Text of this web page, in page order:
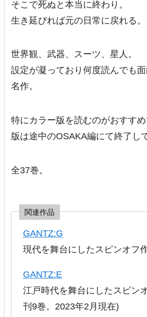
そこで死ぬと本当に終わり。
生き延びれば元の日常に戻れる。
世界観、武器、スーツ、星人。
設定が凝っており何度読んでも面
名作。
特にカラー版を読むのがおすす
版は途中のOSAKA編にて終了し
全37巻。
関連作品
GANTZ:G
現代を舞台にしたスピンオフ
GANTZ:E
江戸時代を舞台にしたスピン
刊9巻。2023年2月現在)